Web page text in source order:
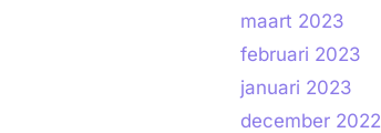
maart 2023
februari 2023
januari 2023
december 2022